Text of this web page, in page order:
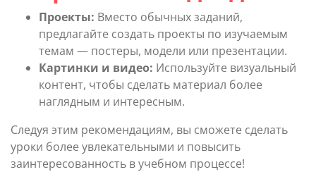
Проекты: Вместо обычных заданий,
предлагайте создать проекты по изучаемым
темам — постеры, модели или презентации.
Картинки и видео: Используйте визуальный
контент, чтобы сделать материал более
наглядным и интересным.
Следуя этим рекомендациям, вы сможете сделать
уроки более увлекательными и повысить
заинтересованность в учебном процессе!